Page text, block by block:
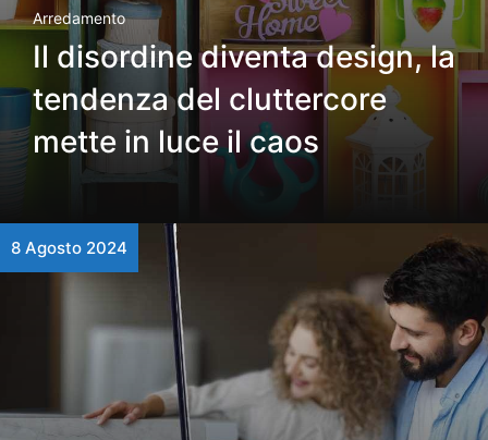
Arredamento
Il disordine diventa design, la
tendenza del cluttercore
mette in luce il caos
8 Agosto 2024